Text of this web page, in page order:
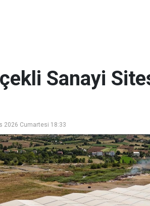
Sanayi
2026 Cumartesi 18:33